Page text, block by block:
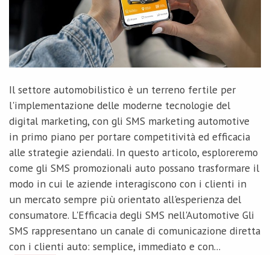
Il settore automobilistico è un terreno fertile per
l'implementazione delle moderne tecnologie del
digital marketing, con gli SMS marketing automotive
in primo piano per portare competitività ed efficacia
alle strategie aziendali. In questo articolo, esploreremo
come gli SMS promozionali auto possano trasformare il
modo in cui le aziende interagiscono con i clienti in
un mercato sempre più orientato all'esperienza del
consumatore. L'Efficacia degli SMS nell'Automotive Gli
SMS rappresentano un canale di comunicazione diretta
con i clienti auto: semplice, immediato e con...